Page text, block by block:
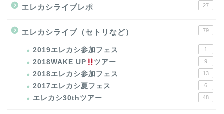
エレカシライブレポ 27
エレカシライブ（セトリなど） 79
2019エレカシ参加フェス 1
2018WAKE UP ツアー 9
2018エレカシ参加フェス 13
2017エレカシ夏フェス 6
エレカシ30thツアー 48